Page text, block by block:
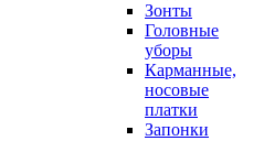
Зонты
Головные
уборы
Карманные,
носовые
платки
Запонки